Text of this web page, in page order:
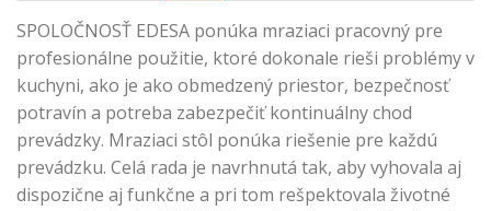
SPOLOČNOSŤ EDESA ponúka mraziaci pracovný pre
profesionálne použitie, ktoré dokonale rieši problémy v
kuchyni, ako je ako obmedzený priestor, bezpečnosť
potravín a potreba zabezpečiť kontinuálny chod
prevádzky. Mraziaci stôl ponúka riešenie pre každú
prevádzku. Celá rada je navrhnutá tak, aby vyhovala aj
dispozične aj funkčne a pri tom rešpektovala životné